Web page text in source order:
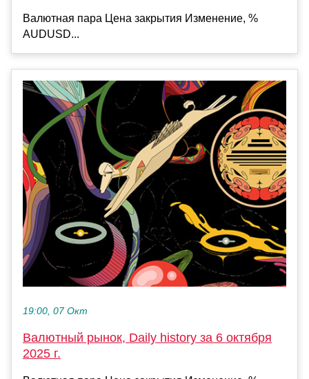
Валютная пара Цена закрытия Изменение, %
AUDUSD...
19:00, 07 Окт
Валютный рынок, Daily history за 6 октября
2025 г.